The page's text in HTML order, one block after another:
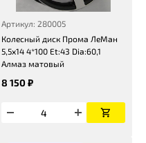
Артикул: 280005
Колесный диск Прома ЛеМан
5,5x14 4*100 Et:43 Dia:60,1
Алмаз матовый
8 150 ₽